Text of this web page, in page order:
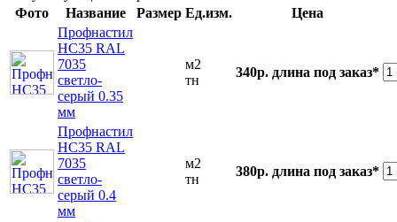
Фото
Название Размер Ед.изм.
Цена
Профнастил
НС35 RAL
7035
светло-
серый 0.35
мм
м2
тн
340р. длина под заказ*
Профнастил
НС35 RAL
7035
светло-
серый 0.4
мм
м2
тн
380р. длина под заказ*